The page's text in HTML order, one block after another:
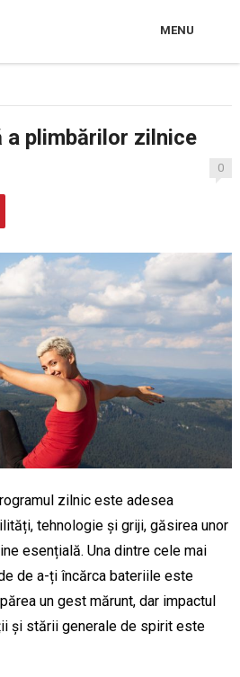
MENU
a plimbărilor zilnice
0
zilnic este adesea
tehnologie și griji, găsirea unor
esențială. Una dintre cele mai
de a-ți încărca bateriile este
un gest mărunt, dar impactul
și stării generale de spirit este